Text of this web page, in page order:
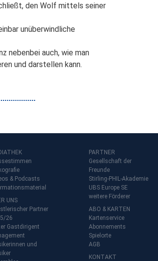
den Wolf mittels seiner
unüberwindliche
nebenbei auch, wie man
und darstellen kann.
& Podcasts
UNS
Partner
26
Gastdirigent
und
PARTNER
Gesellschaft der
Freunde
Stirling-PHIL-Akademie
UBS Europe SE
weitere Förderer
ABO & KARTEN
Kartenservice
Abonnements
Spielorte
AGB
KONTAKT